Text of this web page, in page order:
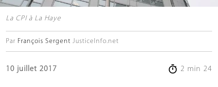
La CPI à La Haye
Par François Sergent JusticeInfo.net
10 juillet 2017 2 min 24